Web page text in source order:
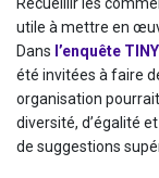
utile à mettre en
Dans l’enquête
été invitées à faire
organisation
diversité, d’égalité
de suggestions